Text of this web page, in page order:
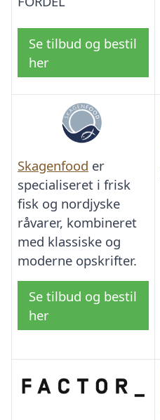
Se tilbud og bestil
her
Skagenfood er
specialiseret i frisk
fisk og nordjyske
råvarer, kombineret
med klassiske og
moderne opskrifter.
Se tilbud og bestil
her